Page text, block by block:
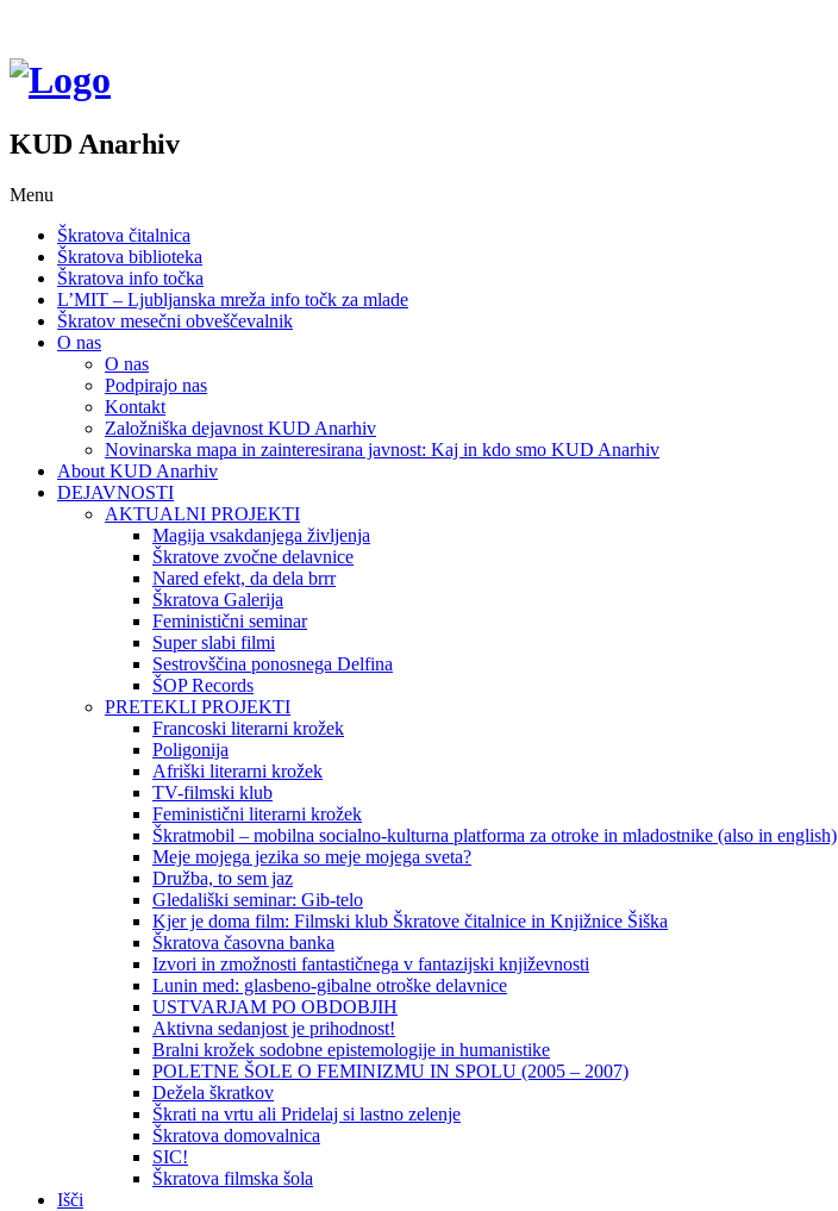
KUD Anarhiv
Menu
Škratova čitalnica
Škratova biblioteka
Škratova info točka
L’MIT – Ljubljanska mreža info točk za mlade
Škratov mesečni obveščevalnik
O nas
O nas
Podpirajo nas
Kontakt
Založniška dejavnost KUD Anarhiv
Novinarska mapa in zainteresirana javnost: Kaj in kdo smo KUD Anarhiv
About KUD Anarhiv
DEJAVNOSTI
AKTUALNI PROJEKTI
Magija vsakdanjega življenja
Škratove zvočne delavnice
Nared efekt, da dela brrr
Škratova Galerija
Feministični seminar
Super slabi filmi
Sestrovščina ponosnega Delfina
ŠOP Records
PRETEKLI PROJEKTI
Francoski literarni krožek
Poligonija
Afriški literarni krožek
TV-filmski klub
Feministični literarni krožek
Škratmobil – mobilna socialno-kulturna platforma za otroke in mladostnike (also in english)
Meje mojega jezika so meje mojega sveta?
Družba, to sem jaz
Gledališki seminar: Gib-telo
Kjer je doma film: Filmski klub Škratove čitalnice in Knjižnice Šiška
Škratova časovna banka
Izvori in zmožnosti fantastičnega v fantazijski književnosti
Lunin med: glasbeno-gibalne otroške delavnice
USTVARJAM PO OBDOBJIH
Aktivna sedanjost je prihodnost!
Bralni krožek sodobne epistemologije in humanistike
POLETNE ŠOLE O FEMINIZMU IN SPOLU (2005 – 2007)
Dežela škratkov
Škrati na vrtu ali Pridelaj si lastno zelenje
Škratova domovalnica
SIC!
Škratova filmska šola
Išči